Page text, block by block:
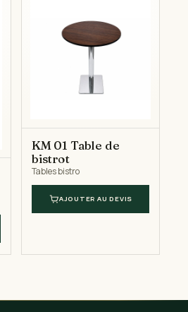
KM 01 Table de
bistrot
Tables bistro
AJOUTER AU DEVIS